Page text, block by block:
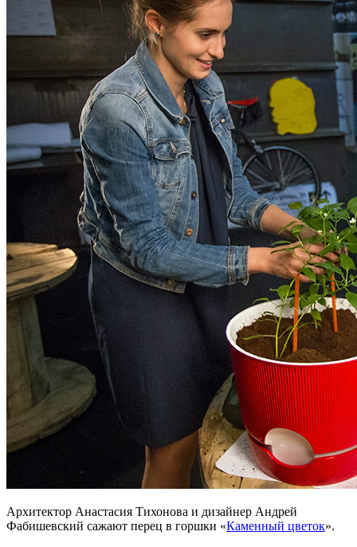
Архитектор Анастасия Тихонова и дизайнер Андрей
Фабишевский сажают перец в горшки «Каменный цветок».